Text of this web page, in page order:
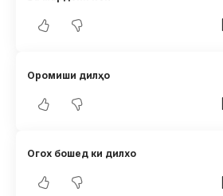
Оромиши дилҳо
Огох бошед ки дилхо